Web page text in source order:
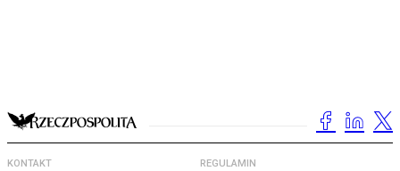
KONTAKT REGULAMIN